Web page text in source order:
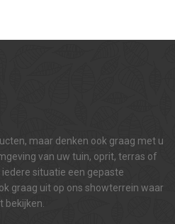
maar denken ook graag met u
van uw tuin, oprit, terras of
situatie een gepaste
graag uit op ons showterrein waar
bekijken.